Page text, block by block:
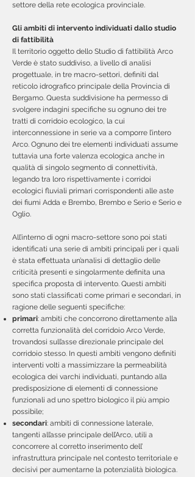
settore della rete ecologica provinciale.
Gli ambiti di intervento individuati dallo studio
di fattibilità
Il territorio oggetto dello Studio di fattibilità Arco
Verde è stato suddiviso, a livello di analisi
progettuale, in tre macro-settori, definiti dal
reticolo idrografico principale della Provincia di
Bergamo. Questa suddivisione ha permesso di
svolgere indagini specifiche su ognuno dei tre
tratti di corridoio ecologico, la cui
interconnessione in serie va a comporre l’intero
Arco. Ognuno dei tre elementi individuati assume
tuttavia una forte valenza ecologica anche in
qualità di singolo segmento di connettività,
legando tra loro rispettivamente i corridoi
ecologici fluviali primari corrispondenti alle aste
dei fiumi Adda e Brembo, Brembo e Serio e Serio e
Oglio.
All’interno di ogni macro-settore sono poi stati
identificati una serie di ambiti principali per i quali
è stata effettuata un’analisi di dettaglio delle
criticità presenti e singolarmente definita una
specifica proposta di intervento. Questi ambiti
sono stati classificati come primari e secondari, in
ragione delle seguenti specifiche:
primari: ambiti che concorrono direttamente alla
corretta funzionalità del corridoio Arco Verde,
trovandosi sull’asse direzionale principale del
corridoio stesso. In questi ambiti vengono definiti
interventi volti a massimizzare la permeabilità
ecologica dei varchi individuati, puntando alla
predisposizione di elementi di connessione
funzionali ad uno spettro biologico il più ampio
possibile;
secondari: ambiti di connessione laterale,
tangenti all’asse principale dell’Arco, utili a
concorrere al corretto inserimento dell’
infrastruttura principale nel contesto territoriale e
decisivi per aumentarne la potenzialità biologica.